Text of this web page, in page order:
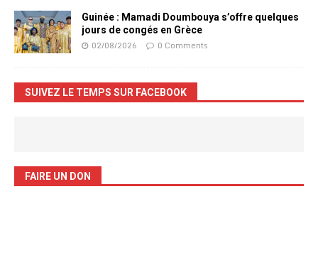
Guinée : Mamadi Doumbouya s’offre quelques
jours de congés en Grèce
02/08/2026 0 Comments
SUIVEZ LE TEMPS SUR FACEBOOK
FAIRE UN DON